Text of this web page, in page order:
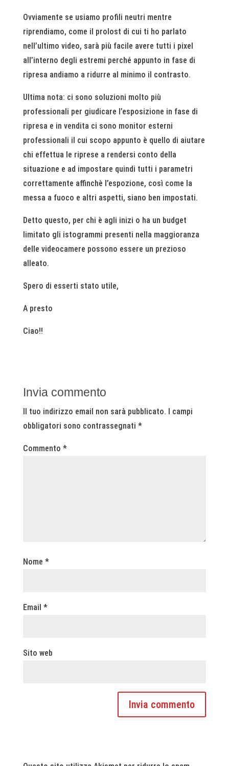
Ovviamente se usiamo profili neutri mentre
riprendiamo, come il prolost di cui ti ho parlato
nell’ultimo video, sarà più facile avere tutti i pixel
all’interno degli estremi perché appunto in fase di
ripresa andiamo a ridurre al minimo il contrasto.
Ultima nota: ci sono soluzioni molto più
professionali per giudicare l’esposizione in fase di
ripresa e in vendita ci sono monitor esterni
professionali il cui scopo appunto è quello di aiutare
chi effettua le riprese a rendersi conto della
situazione e ad impostare quindi tutti i parametri
correttamente affinchè l’espozione, così come la
messa a fuoco e altri aspetti, siano ben impostati.
Detto questo, per chi è agli inizi o ha un budget
limitato gli istogrammi presenti nella maggioranza
delle videocamere possono essere un prezioso
alleato.
Spero di esserti stato utile,
A presto
Ciao!!
Invia commento
Il tuo indirizzo email non sarà pubblicato. I campi
obbligatori sono contrassegnati *
Commento *
Nome *
Email *
Sito web